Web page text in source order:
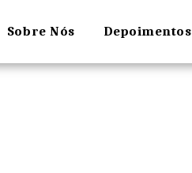
Sobre Nós Depoimentos